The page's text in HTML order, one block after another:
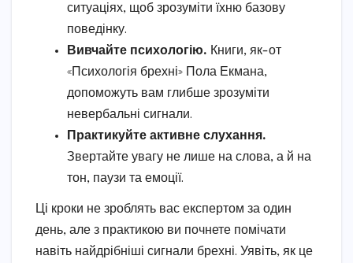
ситуаціях, щоб зрозуміти їхню базову
поведінку.
Вивчайте психологію. Книги, як-от
«Психологія брехні» Пола Екмана,
допоможуть вам глибше зрозуміти
невербальні сигнали.
Практикуйте активне слухання.
Звертайте увагу не лише на слова, а й на
тон, паузи та емоції.
Ці кроки не зроблять вас експертом за один
день, але з практикою ви почнете помічати
навіть найдрібніші сигнали брехні. Уявіть, як це